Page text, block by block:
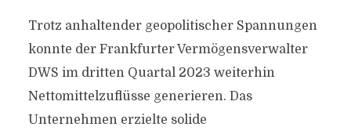
Trotz anhaltender geopolitischer Spannungen
konnte der Frankfurter Vermögensverwalter
DWS im dritten Quartal 2023 weiterhin
Nettomittelzuflüsse generieren. Das
Unternehmen erzielte solide